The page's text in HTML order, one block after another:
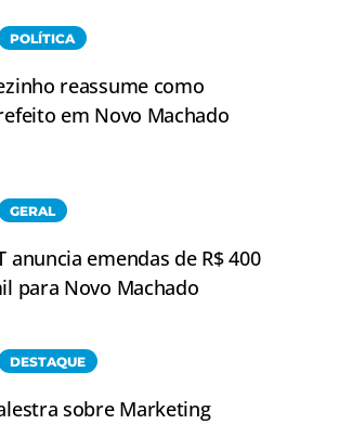
POLÍTICA
reassume como
em Novo Machado
GERAL
anuncia emendas de R$ 400
para Novo Machado
DESTAQUE
sobre Marketing